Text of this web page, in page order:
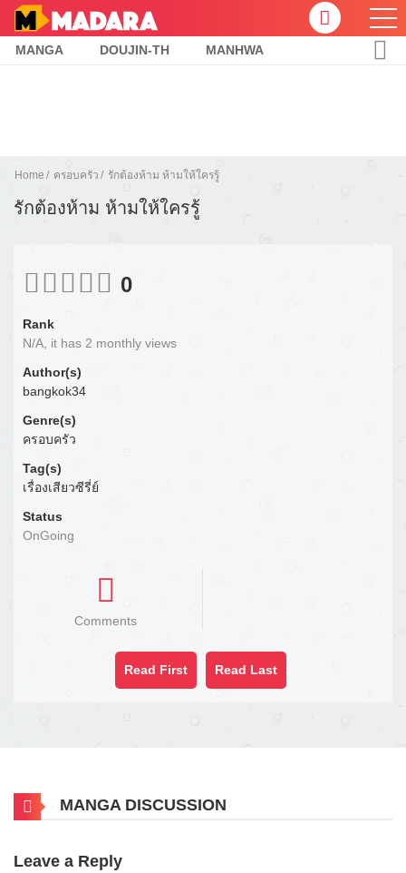
MANGA DOUJIN-TH MANHWA
Home ครอบครัว รักต้องห้าม ห้ามให้ใครรู้
รักต้องห้าม ห้ามให้ใครรู้
0
Rank
N/A, it has 2 monthly views
Author(s)
bangkok34
Genre(s)
ครอบครัว
Tag(s)
เรื่องเสียวซีรี่ย์
Status
OnGoing
Comments
Read First Read Last
MANGA DISCUSSION
Leave a Reply